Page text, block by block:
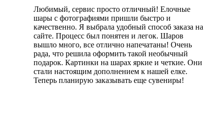
Любимый, сервис просто отличный! Елочные
шары с фотографиями пришли быстро и
качественно. Я выбрала удобный способ заказа на
сайте. Процесс был понятен и легок. Шаров
вышло много, все отлично напечатаны! Очень
рада, что решила оформить такой необычный
подарок. Картинки на шарах яркие и четкие. Они
стали настоящим дополнением к нашей елке.
Теперь планирую заказывать еще сувениры!